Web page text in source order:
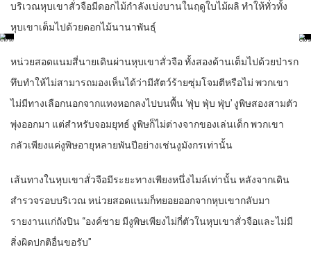
บริเวณหุบเขาสั่วจือมีดอกไม้กำลังเบ่งบานในฤดูใบไม้ผลิ ทำให้ทั่วทั้ง
หุบเขาเต็มไปด้วยดอกไม้นานาพันธุ์
หน่วยสอดแนมสี่นายเดินผ่านหุบเขาสั่วจือ ทั้งสองด้านเต็มไปด้วยป่ารก
ทึบทำให้ไม่สามารถมองเห็นได้ว่ามีสัตว์ร้ายซุ่มโจมตีหรือไม่ พวกเขา
ไม่มีทางเลือกนอกจากแทงหอกลงไปบนพื้น ‘ฟุ่บ ฟุ่บ ฟุ่บ’ งูพิษสองสามตัว
พุ่งออกมา แต่สำหรับจอมยุทธ์ งูพิษก็ไม่ต่างจากของเล่นเด็ก พวกเขา
กลัวเพียงแค่งูพิษอายุหลายพันปีอย่างเช่นงูมังกรเท่านั้น
เส้นทางในหุบเขาสั่วจือมีระยะทางเพียงหนึ่งไมล์เท่านั้น หลังจากเดิน
สำรวจรอบบริเวณ หน่วยสอดแนมก็ทยอยออกจากหุบเขากลับมา
รายงานแก่ถังปิน “องค์ชาย มีงูพิษเพียงไม่กี่ตัวในหุบเขาสั่วจือและไม่มี
สิ่งผิดปกติอื่นขอรับ”